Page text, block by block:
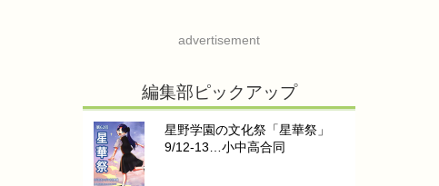
advertisement
編集部ピックアップ
星野学園の文化祭「星華祭」
9/12-13…小中高合同